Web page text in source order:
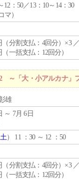
12：50／13：10～14：30
マ）
（分割支払：4回分）×3
（一括支払：12回分）
「大・小アルカナ」
雄
～ 7月 6日
土） 11 ：30 ～ 12 ：50
（分割支払：4回分）×3
（一括支払：12回分）